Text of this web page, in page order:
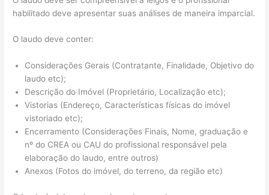
habilitado deve apresentar suas análises de maneira imparcial.
O laudo deve conter:
Considerações Gerais (Contratante, Finalidade, Objetivo do
laudo etc);
Descrição do Imóvel (Proprietário, Localização etc);
Vistorias (Endereço, Características físicas do imóvel
vistoriado etc);
Encerramento (Considerações Finais, Nome, graduação e
nº do CREA ou CAU do profissional responsável pela
elaboração do laudo, entre outros)
Anexos (Fotos do imóvel, do terreno, da região etc)